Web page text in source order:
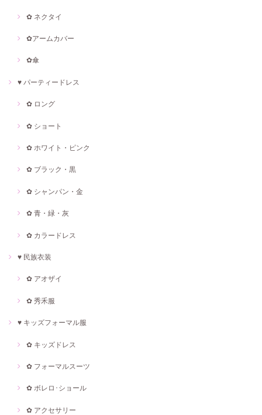
✿ ネクタイ
✿アームカバー
✿傘
♥ パーティードレス
✿ ロング
✿ ショート
✿ ホワイト・ピンク
✿ ブラック・黒
✿ シャンパン・金
✿ 青・緑・灰
✿ カラードレス
♥ 民族衣装
✿ アオザイ
✿ 秀禾服
♥ キッズフォーマル服
✿ キッズドレス
✿ フォーマルスーツ
✿ ボレロ･ショール
✿ アクセサリー